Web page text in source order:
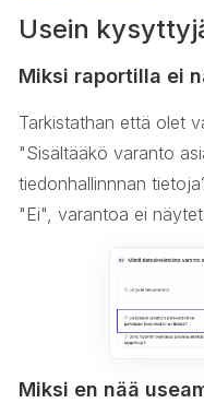
Usein
Miksi raportilla ei
Tarkistathan että olet
"Sisältääkö varanto
tiedonhallinnnan
"Ei", varantoa ei
Miksi en nää